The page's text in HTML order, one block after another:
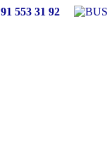
91 553 31 92